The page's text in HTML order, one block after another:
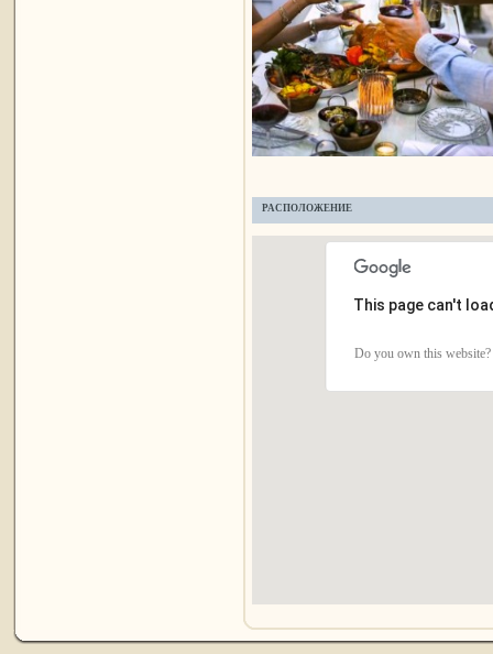
РАСПОЛОЖЕНИЕ
This page can't
Do you own this website?